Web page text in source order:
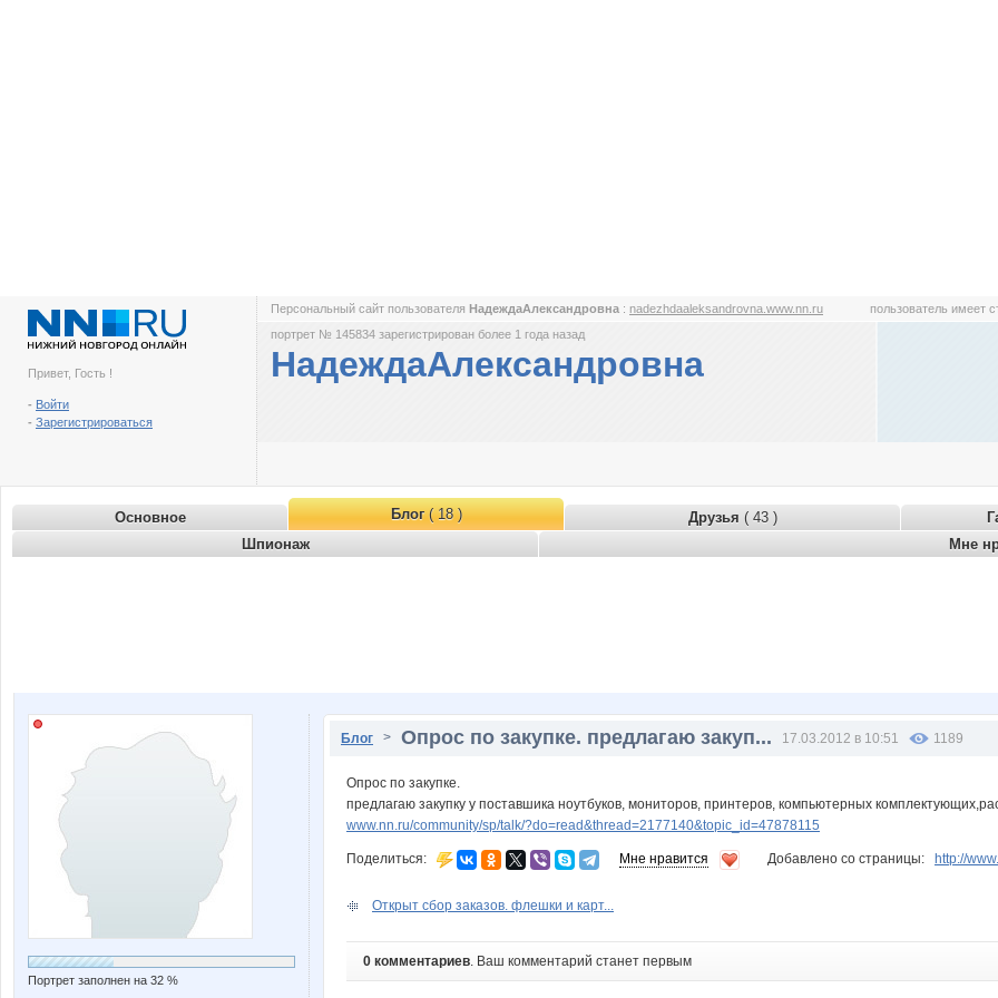
Привет, Гость !
- Войти
- Зарегистрироваться
Персональный сайт пользователя НадеждаАлександровна : nadezhdaaleksandrovna.www.nn.ru пользователь имеет
портрет № 145834 зарегистрирован более 1 года назад
НадеждаАлександровна
Основное Блог( 18 ) Друзья ( 43 )
Шпионаж
Мне
Портрет заполнен на 32 %
Блог > Опрос по закупке. предлагаю закуп... 17.03.2012 в 10:51 1189
Опрос по закупке.
предлагаю закупку у поставшика ноутбуков, мониторов, принтеров, компьютерных
www.nn.ru/community/sp/talk/?do=read&thread=2177140&topic_id=47878115
Поделиться: Мне нравится Добавлено со страницы: http://
Открыт сбор заказов. флешки и карт...
0 комментариев. Ваш комментарий станет первым